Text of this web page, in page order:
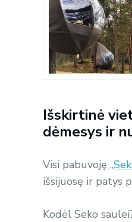
Išskirtinė
dėmesys ir
Visi pabuvoję
išsijuosę ir patys
Kodėl Seko